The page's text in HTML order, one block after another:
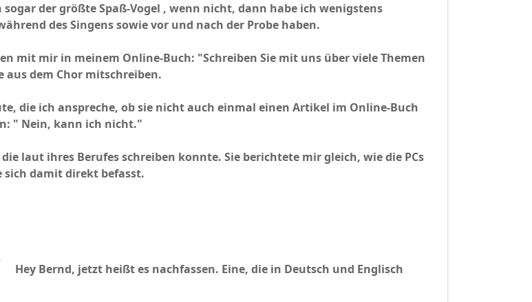
der größte Spaß-Vogel , wenn nicht, dann habe ich wenigstens
des Singens sowie vor und nach der Probe haben.
mit mir in meinem Online-Buch: "Schreiben Sie mit uns über viele Themen
aus dem Chor mitschreiben.
die ich anspreche, ob sie nicht auch einmal einen Artikel im Online-Buch
" Nein, kann ich nicht."
die laut ihres Berufes schreiben konnte. Sie berichtete mir gleich, wie die PCs
sich damit direkt befasst.
Hey Bernd, jetzt heißt es nachfassen. Eine, die in Deutsch und Englisch